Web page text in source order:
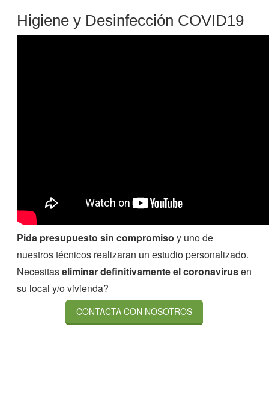
Higiene y Desinfección COVID19
Pida presupuesto sin compromiso y uno de
nuestros técnicos realizaran un estudio personalizado.
Necesitaseliminar definitivamente el coronavirusen
su local y/o vivienda?
CONTACTA CON NOSOTROS